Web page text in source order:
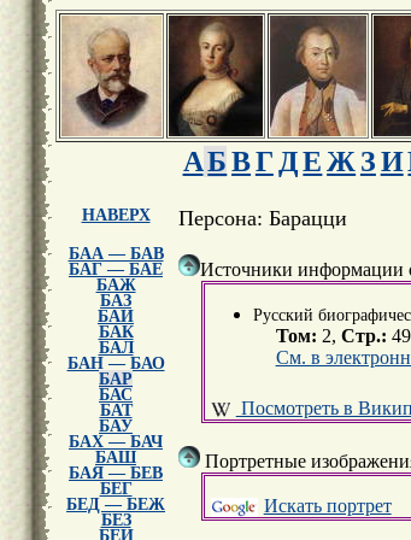
АБВГ ДЕ Ж ЗИ
НАВЕРХ
БАА — БАВ
БАГ — БАЕ
БАЖ
БАЗ
БАИ
БАК
БАЛ
БАН — БАО
БАР
БАС
БАТ
БАУ
БАХ — БАЧ
БАШ
БАЯ — БЕВ
БЕГ
БЕД — БЕЖ
БЕЗ
БЕИ
Персона: Барацци
Источники информации
Русский
Том: 2, Стр.:
См. в
Посмотреть в
Портретные
Искать портрет